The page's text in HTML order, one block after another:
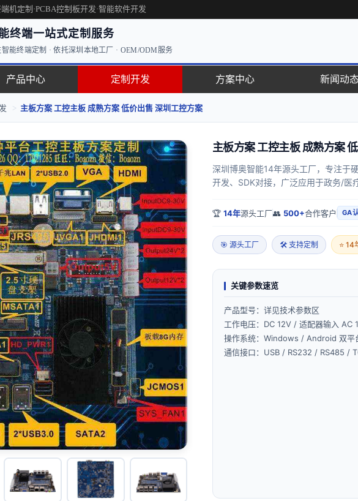
机定制·PCBA控制板开发·智能软件开发
终端一站式定制服务
能终端定制 · 依托深圳本地工厂 · OEM/ODM服务
产品中心 定制开发 方案中心 新闻动
> 主板方案 工控主板 成熟方案 低价出售 深圳工控方案
主板方案 工控主板 成熟方案
深圳博奥智能14年源头工厂，专注于
开发、SDK对接，广泛应用于政务/医
🏆 14年源头工厂👥 500+合作客户 GA
🎯 源头工厂 🛠 支持定制 ⭐ 14
关键参数速览
产品型号：详见技术参数区
工作电压：DC 12V / 适配器输入 AC
操作系统：Windows / Android 双平
通信接口：USB / RS232 / RS485 /